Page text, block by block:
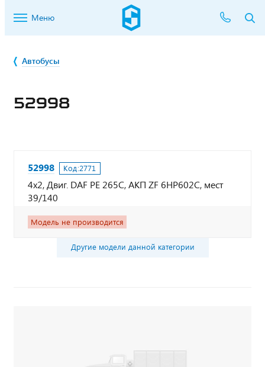
Меню
Автобусы
52998
52998 Код:2771
4х2, Двиг. DAF PE 265C, АКП ZF 6HP602C, мест
39/140
Модель не производится
Другие модели данной категории